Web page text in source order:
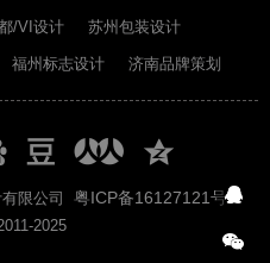
/VI设计 苏州包装设计
福州标志设计 济南品牌策划
限公司 粤ICP备16127121号
2025